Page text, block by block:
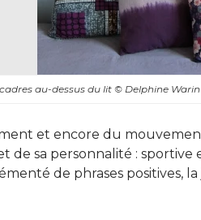
au-dessus du lit© Delphine Warin
et encore du
de sa personnalité :
de phrases positives,